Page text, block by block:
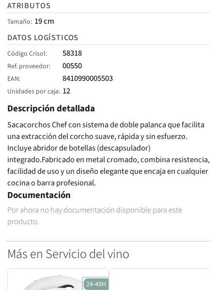
ATRIBUTOS
Tamaño 19 cm
DATOS LOGÍSTICOS
Código Crisol 58318
Ref. proveedor 00550
EAN 8410990005503
Unidades por caja 12
Descripción detallada
Sacacorchos Chef con sistema de doble palanca que facilita
una extracción del corcho suave, rápida y sin esfuerzo.
Incluye abridor de botellas (descapsulador)
integrado.Fabricado en metal cromado, combina resistencia,
facilidad de uso y un diseño elegante que encaja en cualquier
cocina o barra profesional.
Documentación
Por ahora no hay documentación disponible para este
producto.
Más en Servicio del vino
24-48H